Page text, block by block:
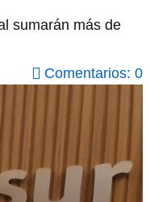
sumarán más de
Comentarios: 0